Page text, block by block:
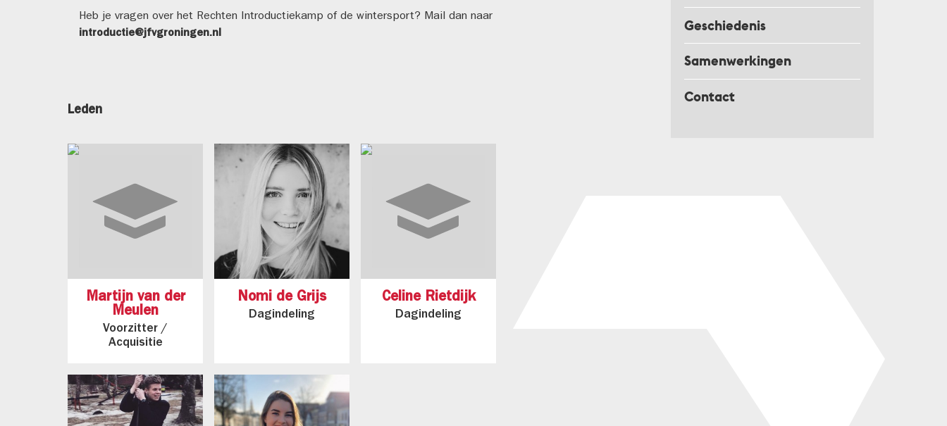
Geschiedenis
Samenwerkingen
Contact
Heb je vragen over het Rechten Introductiekamp of de wintersport? Mail dan naar
introductie@jfvgroningen.nl
Leden
Martijn van der
Meulen
Voorzitter /
Acquisitie
Nomi de Grijs
Dagindeling
Celine Rietdijk
Dagindeling